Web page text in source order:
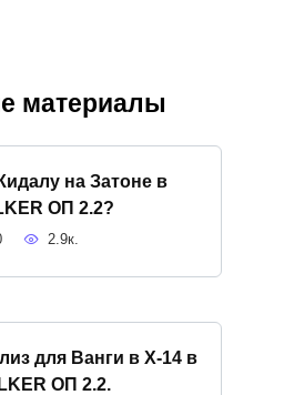
материалы
на Затоне в
ОП 2.2?
2.9к.
для Ванги в X-14 в
ОП 2.2.